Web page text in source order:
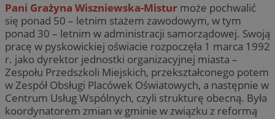
Pani Grażyna Wiszniewska-Mistur może pochwalić
się ponad 50 – letnim stażem zawodowym, w tym
ponad 30 – letnim w administracji samorządowej. Swoją
pracę w pyskowickiej oświacie rozpoczęła 1 marca 1992
r. jako dyrektor jednostki organizacyjnej miasta –
Zespołu Przedszkoli Miejskich, przekształconego potem
w Zespół Obsługi Placówek Oświatowych, a następnie w
Centrum Usług Wspólnych, czyli strukturę obecną. Była
koordynatorem zmian w gminie w związku z reformą